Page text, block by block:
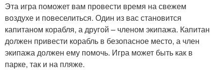
Эта игра поможет вам провести время на свежем
воздухе и повеселиться. Один из вас становится
капитаном корабля, а другой – членом экипажа. Капитан
должен привести корабль в безопасное место, а член
экипажа должен ему помочь. Игра может быть как в
парке, так и на пляже.